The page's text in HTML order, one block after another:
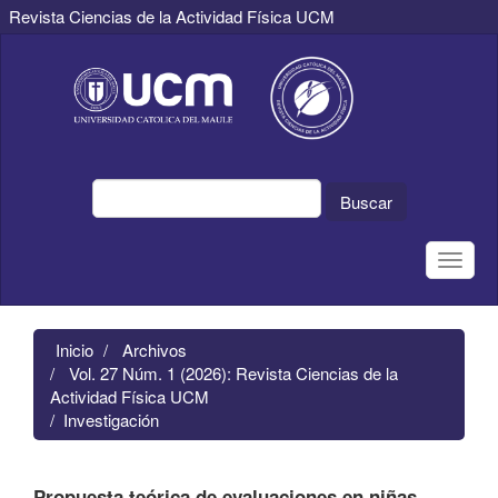
Revista Ciencias de la Actividad Física UCM
principal
Contenido
principal
Buscar
Toggle
Inicio
Archivos
Vol. 27 Núm. 1 (2026): Revista Ciencias de la
Actividad Física UCM
Investigación